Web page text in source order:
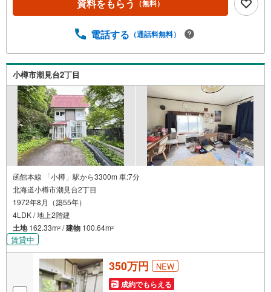
資料をもらう （無料）
電話する （通話料無料）
小樽市潮見台2丁目
函館本線 「小樽」駅から3300m 車:7分
北海道小樽市潮見台2丁目
1972年8月（築55年）
4LDK / 地上2階建
土地162.33m2 /建物 100.64m2
賃貸中
350万円 NEW
成約でもらえる